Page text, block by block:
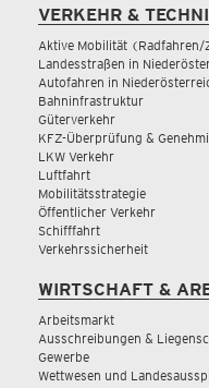
VERKEHR &
Aktive Mobilität (Radfahren/
Landesstraßen in
Autofahren in
Bahninfrastruktur
Güterverkehr
KFZ-Überprüfung &
LKW Verkehr
Luftfahrt
Mobilitätsstrategie
Öffentlicher Verkehr
Schifffahrt
Verkehrssicherheit
WIRTSCHAFT &
Arbeitsmarkt
Ausschreibungen &
Gewerbe
Wettwesen und